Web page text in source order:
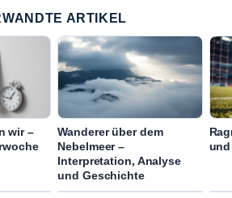
ARTIKEL
wir –
Wanderer über dem
Nebelmeer –
Interpretation, Analyse
und Geschichte
und